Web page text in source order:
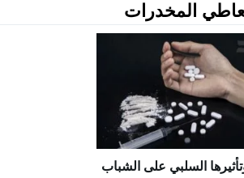
المخدرات
السلبي على الشباب